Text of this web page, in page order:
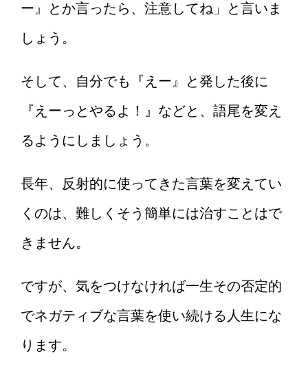
ー』とか言ったら、注意してね」と言いま
しょう。
そして、自分でも『えー』と発した後に
『えーっとやるよ！』などと、語尾を変え
るようにしましょう。
長年、反射的に使ってきた言葉を変えてい
くのは、難しくそう簡単には治すことはで
きません。
ですが、気をつけなければ一生その否定的
でネガティブな言葉を使い続ける人生にな
ります。